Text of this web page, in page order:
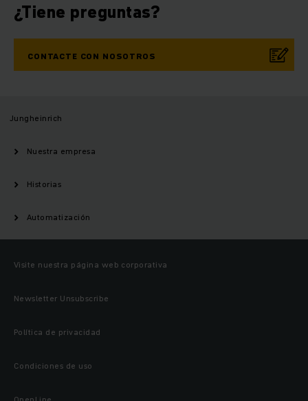
¿Tiene preguntas?
CONTACTE CON NOSOTROS
Jungheinrich
Nuestra empresa
Historias
Automatización
Visite nuestra página web corporativa
Newsletter Unsubscribe
Política de privacidad
Condiciones de uso